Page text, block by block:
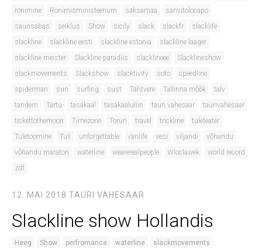
ronimine
Ronimisministeerium saksamaa
sanvitolocapo
saunsabas
seiklus Show sicily slack slackfr
slacklife
slackline
slackline eesti slackline estonia
slackline laager
slackline meister
Slackline paradiis slacklineee
Slacklineshow
slackmovements
Slackshow slacktivity soto
speedline
spiderman
sun surfing süst Tähtvere Tallinna mõõk
talv
tandem
Tartu tasakaal tasakaaluliin tauri vahesaar
taurivahesaar
tickettothemoon
Timezone Torun travel trickline
tuleteater
Tuletoomine
Tuli unforgettable vanlife vesi viljandi
võhandu
võhandu maraton
waterline wearerealpeople Wloclawek
world record
zdf
12. MAI 2018 TAURI VAHESAAR
Slackline show Hollandis
Heeg Show perfromance waterline
slackmovements